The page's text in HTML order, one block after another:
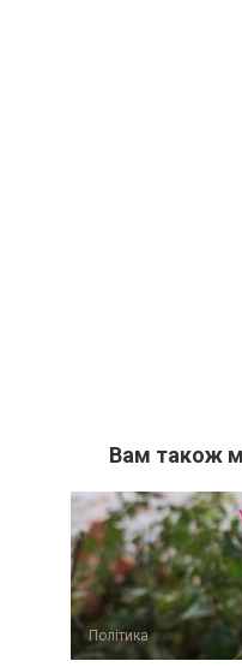
Вам також
Політика